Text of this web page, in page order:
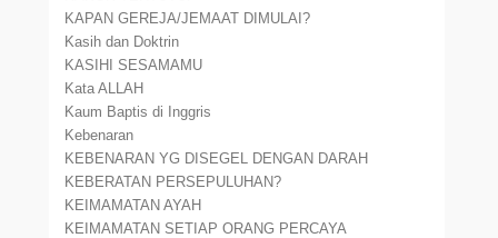
KAPAN GEREJA/JEMAAT DIMULAI?
Kasih dan Doktrin
KASIHI SESAMAMU
Kata ALLAH
Kaum Baptis di Inggris
Kebenaran
KEBENARAN YG DISEGEL DENGAN DARAH
KEBERATAN PERSEPULUHAN?
KEIMAMATAN AYAH
KEIMAMATAN SETIAP ORANG PERCAYA